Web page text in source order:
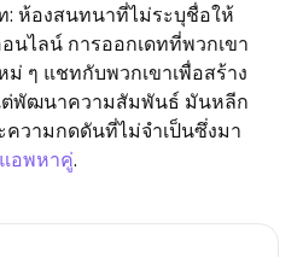
: ห้องสนทนาที่ไม่ระบุชื่อให้
นไลน์ การออกเดทที่พวกเขา
ๆ แชทกับพวกเขาเพื่อสร้าง
พัฒนาความสัมพันธ์ มันหลีก
ความกดดันที่ไม่จำเป็นซึ่งมา
แอพหาคู่.